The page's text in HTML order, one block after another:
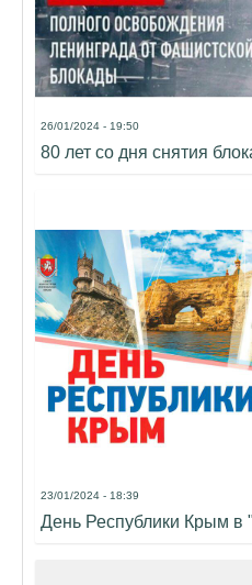
26/01/2024 - 19:50
80 лет со дня снятия
23/01/2024 - 18:39
День Республики Крым в